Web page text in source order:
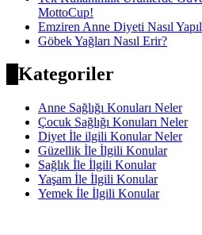
MottoCup!
Emziren Anne Diyeti Nasıl
Göbek Yağları Nasıl Erir?
Kategoriler
Anne Sağlığı Konuları Neler
Çocuk Sağlığı Konuları Neler
Diyet İle ilgili Konular Neler
Güzellik İle İlgili Konular
Sağlık İle İlgili Konular
Yaşam İle İlgili Konular
Yemek İle İlgili Konular